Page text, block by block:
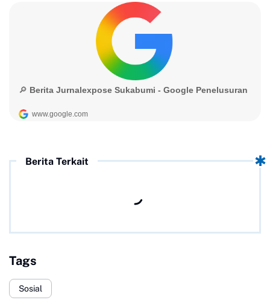
Berita Terkait
Tags
Sosial